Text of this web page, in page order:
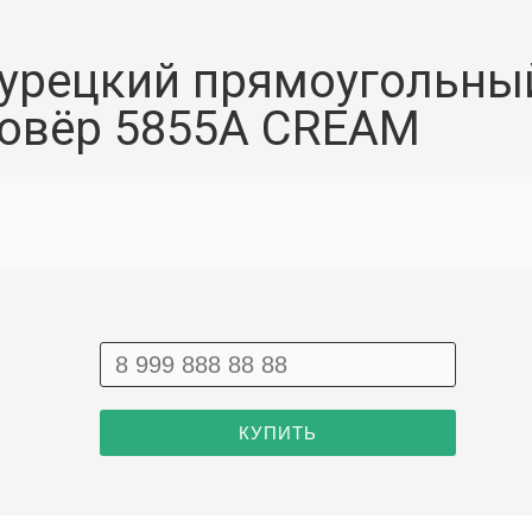
5855A CREAM